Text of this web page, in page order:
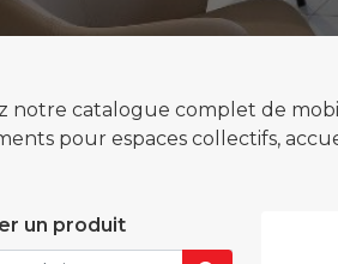
notre catalogue complet de
pour espaces collectifs,
un produit